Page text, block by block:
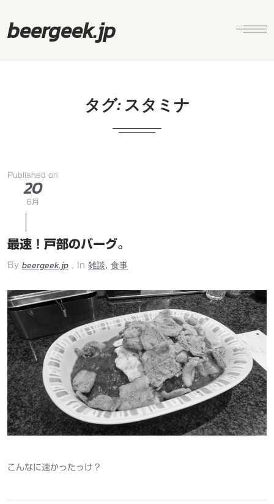
beergeek.jp
タグ:スタミナ
Published on
20
6月
最速！戸部のバーグ。
By beergeek.jp , In 雑談 食事
こんなに速かったっけ？